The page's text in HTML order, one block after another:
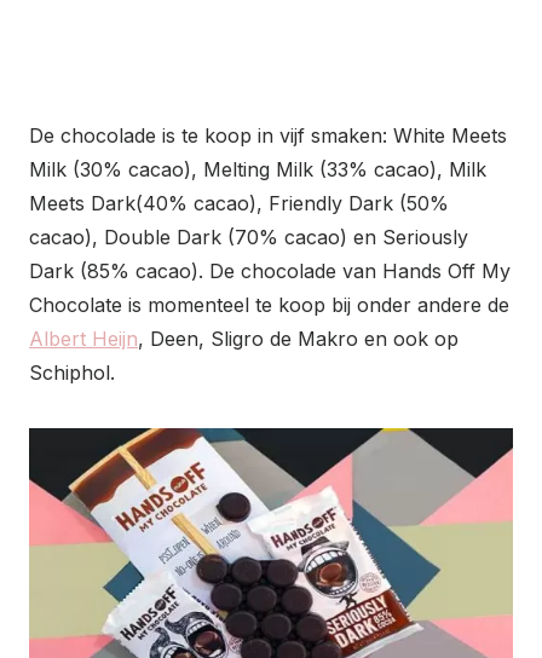
De chocolade is te koop in vijf smaken: White Meets
Milk (30% cacao), Melting Milk (33% cacao), Milk
Meets Dark(40% cacao), Friendly Dark (50%
cacao), Double Dark (70% cacao) en Seriously
Dark (85% cacao). De chocolade van Hands Off My
Chocolate is momenteel te koop bij onder andere de
Albert Heijn, Deen, Sligro de Makro en ook op
Schiphol.